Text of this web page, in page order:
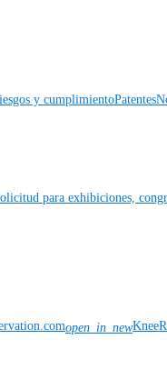
y cumplimientoPatentes
para exhibiciones,
open_in_new